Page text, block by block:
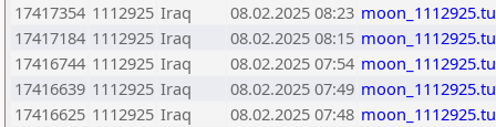
17417354 1112925 Iraq 08.02.2025 08:23
17417184 1112925 Iraq 08.02.2025 08:15
17416744 1112925 Iraq 08.02.2025 07:54
17416639 1112925 Iraq 08.02.2025 07:49
17416625 1112925 Iraq 08.02.2025 07:48